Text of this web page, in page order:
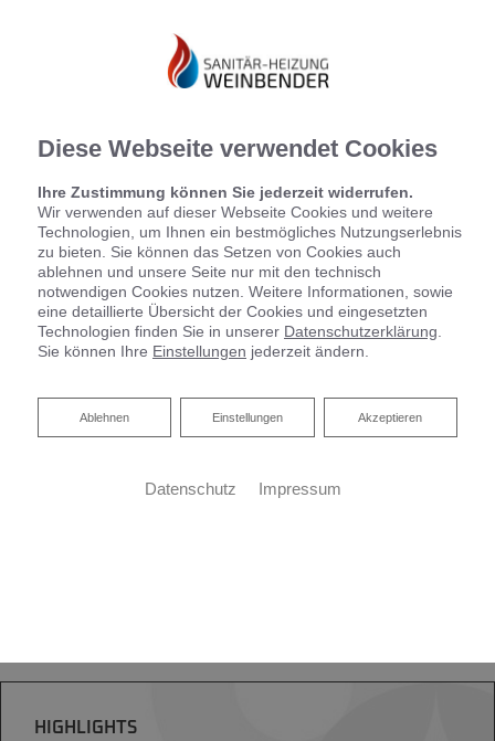
Startseite»Bad »Badinspiration & Musterbäder»Luxus-Bad 15,9 ㎡
LUXUS-BAD 15,9 ㎡
HIGHLIGHTS
Diese Webseite verwendet Cookies
Ihre Zustimmung können Sie jederzeit widerrufen.
Wir verwenden auf dieser Webseite Cookies und weitere
Technologien, um Ihnen ein bestmögliches Nutzungserlebnis
zu bieten. Sie können das Setzen von Cookies auch
ablehnen und unsere Seite nur mit den technisch
notwendigen Cookies nutzen. Weitere Informationen, sowie
eine detaillierte Übersicht der Cookies und eingesetzten
Technologien finden Sie in unserer Datenschutzerklärung
Sie können Ihre Einstellungen jederzeit ändern.
Akzeptieren
Einstellungen
Ablehnen
Ablehnen
Datenschutz Impressum